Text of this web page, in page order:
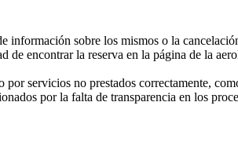
sobre los mismos o la
encontrar la reserva en la página de la
servicios no prestados correctamente,
por la falta de transparencia en los